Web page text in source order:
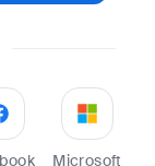
Microsoft